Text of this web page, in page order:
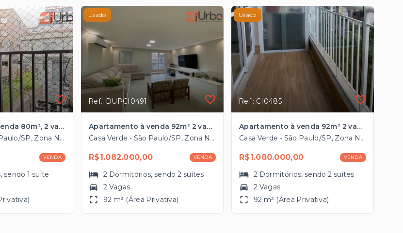
Apartamento à venda 80m², 2 vagas na Casa Verde próximo à Marginal Tietê
Casa Verde - São Paulo/SP, Zona Norte
VENDA
, sendo1 suíte
Usado
Ref.: DUPCI0491
Apartamento à venda 92m² 2 vagas à 9 minutos da Estação de Metrô Barra Funda
Casa Verde - São Paulo/SP, Zona Norte
R$1.082.000,00 VENDA
2 Dormitórios, sendo2 suítes
2 Vagas
92 m² (Área Privativa)
Usado
Ref.: CI0485
Apartamento à venda 92m² 2 vagas à 9 minutos da Estação de Metrô Barra Funda
Casa Verde - São Paulo/SP, Zona Norte
R$1.080.000,00 VENDA
2 Dormitórios, sendo2 suítes
2 Vagas
92 m² (Área Privativa)